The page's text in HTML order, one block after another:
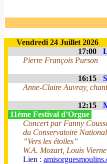
Vendredi 24 Juillet 2026
17:00
Pierre François Purson
16:15
Anne-Claire Auvray,
12:15
11ème Festival d’Orgue
Concert par Fanny
du Conservatoire
”Vers les étoiles”
W.A. Mozart, Louis
Lien :